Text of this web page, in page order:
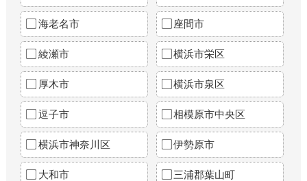
海老名市 座間市
綾瀬市 横浜市栄区
厚木市 横浜市泉区
逗子市 相模原市中央区
横浜市神奈川区 伊勢原市
大和市 三浦郡葉山町